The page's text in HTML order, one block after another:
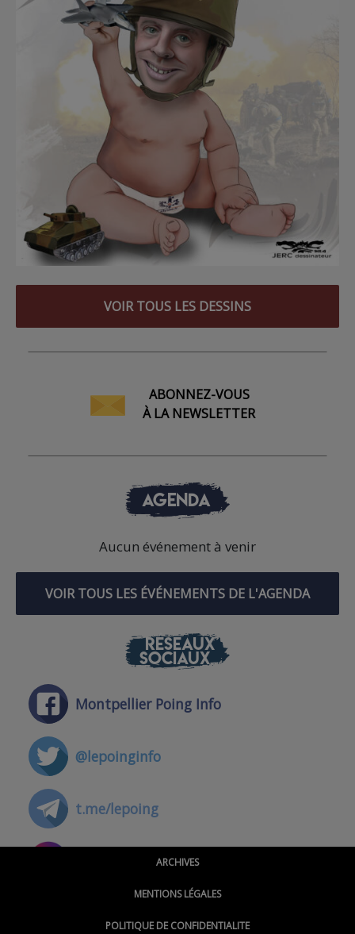
VOIR TOUS LES DESSINS
ABONNEZ-VOUS
À LA NEWSLETTER
AGENDA
Aucun événement à venir
VOIR TOUS LES ÉVÉNEMENTS DE L'AGENDA
RÉSEAUX
SOCIAUX
Montpellier Poing Info
@lepoinginfo
t.me/lepoing
@montpellierpoinginfo
ARCHIVES
MENTIONS LÉGALES
POLITIQUE DE CONFIDENTIALITE